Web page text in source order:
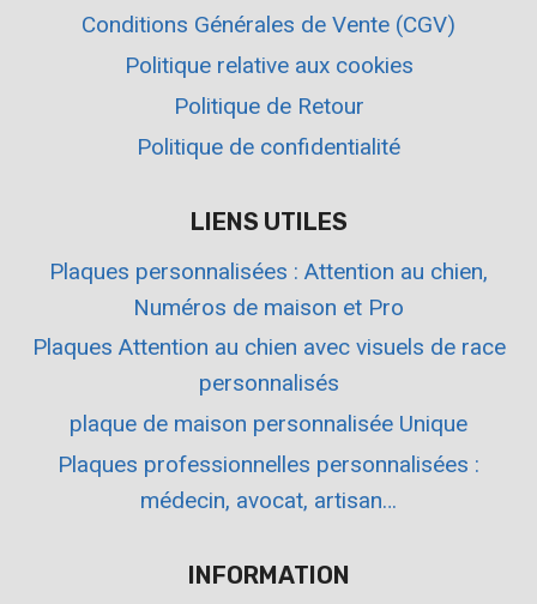
Conditions Générales de Vente (CGV)
Politique relative aux cookies
Politique de Retour
Politique de confidentialité
LIENS UTILES
Plaques personnalisées : Attention au chien,
Numéros de maison et Pro
Plaques Attention au chien avec visuels de race
personnalisés
plaque de maison personnalisée Unique
Plaques professionnelles personnalisées :
médecin, avocat, artisan…
INFORMATION